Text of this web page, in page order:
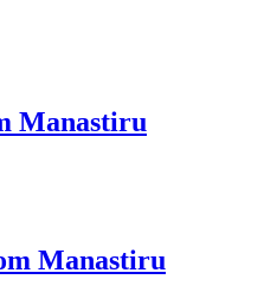
Manastiru
Manastiru